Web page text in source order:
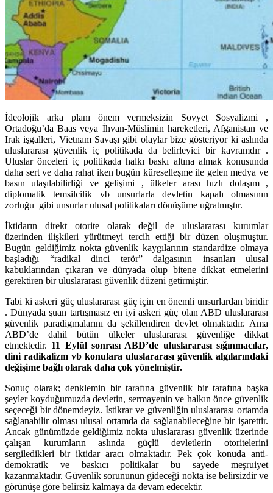
İdeolojik arka planı önem vermeksizin Sovyet Sosyalizmi ,
Ortadoğu’da Baas veya İhvan-Müslimin hareketleri, Afganistan ve
Irak işgalleri, Vietnam Savaşı gibi olaylar bize gösteriyor ki aslında
uluslararası güvenlik iç politikada da belirleyici bir kavramdır .
Uluslar önceleri iç politikada halkı baskı altına almak konusunda
daha sert ve daha rahat iken bugün küreselleşme ile gelen medya ve
basın ulaşılabilirliği ve gelişimi , ülkeler arası hızlı dolaşım ,
diplomatik temsilcilik vb unsurlarla devletin kapalı olmasının
zorluğu gibi unsurlar ulusal politikaları dönüşüme uğratmıştır.
İktidarın direkt otorite olarak değil de uluslararası kurumlar
üzerinden ilişkileri yürütmeyi tercih ettiği bir düzen oluşmuştur.
Bugün geldiğimiz nokta güvenlik kaygılarının standardize olmaya
başladığı “radikal dinci terör” dalgasının insanları ulusal
kabuklarından çıkaran ve dünyada olup bitene dikkat etmelerini
gerektiren bir uluslararası güvenlik düzeni getirmiştir.
Tabi ki askeri güç uluslararası güç için en önemli unsurlardan biridir
. Dünyada şuan tartışmasız en iyi askeri güç olan ABD uluslararası
güvenlik paradigmalarını da şekillendiren devlet olmaktadır. Ama
ABD’de dahil bütün ülkeler uluslararası güvenliğe dikkat
etmektedir. 11 Eylül sonrası ABD’de uluslararası sığınmacılar,
dini radikalizm vb konulara uluslararası güvenlik algılarındaki
değişime bağlı olarak daha çok yönelmiştir.
Sonuç olarak; denklemin bir tarafına güvenlik bir tarafına başka
şeyler koyduğumuzda devletin, sermayenin ve halkın önce güvenlik
seçeceği bir dönemdeyiz. İstikrar ve güvenliğin uluslararası ortamda
sağlanabilir olması ulusal ortamda da sağlanabileceğine bir işarettir.
Ancak günümüzde geldiğimiz nokta uluslararası güvenlik üzerinde
çalışan kurumların aslında güçlü devletlerin otoritelerini
sergiledikleri bir iktidar aracı olmaktadır. Pek çok konuda anti-
demokratik ve baskıcı politikalar bu sayede meşruiyet
kazanmaktadır. Güvenlik sorununun gideceği nokta ise belirsizdir ve
görünüşe göre belirsiz kalmaya da devam edecektir.